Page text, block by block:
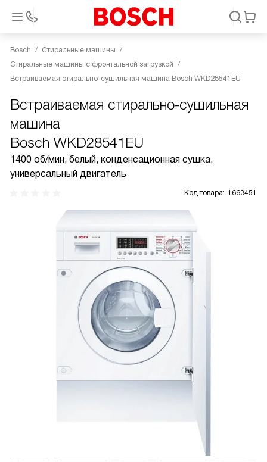
Bosch
Стиральные машины
Стиральные машины с фронтальной загрузкой
Встраиваемая стирально-сушильная машина Bosch WKD28541EU
Встраиваемая стирально-сушильная
машина
Bosch WKD28541EU
1400 об/мин, белый, конденсационная сушка,
универсальный двигатель
Код товара: 1663451